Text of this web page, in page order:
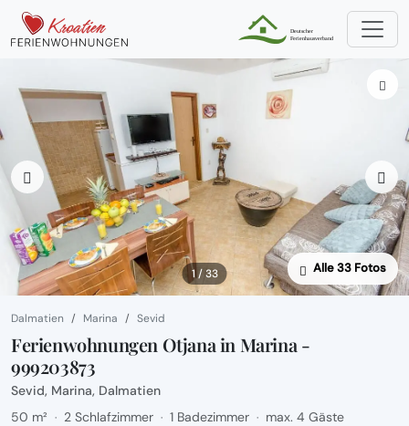
1 / 33 Alle 33 Fotos
Dalmatien Marina Sevid
Ferienwohnungen Otjana in Marina -
999203873
Sevid, Marina, Dalmatien
50 m² · 2 Schlafzimmer · 1 Badezimmer · max. 4 Gäste